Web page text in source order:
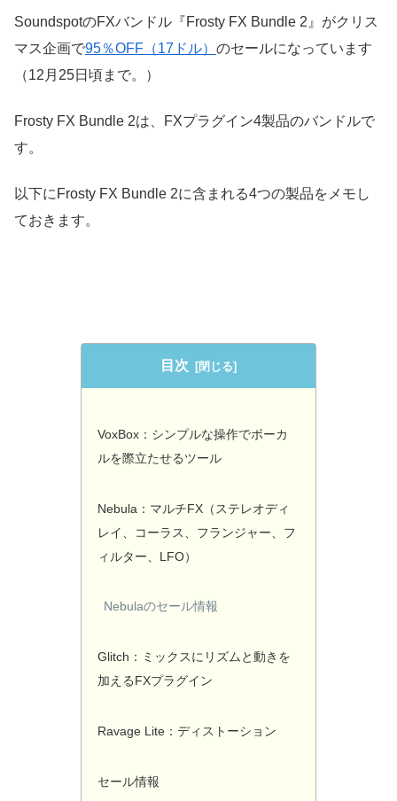
SoundspotのFXバンドル『Frosty FX Bundle 2』がクリス
マス企画で95％OFF（17ドル） のセールになっています
（12月25日頃まで。）
Frosty FX Bundle 2は、FXプラグイン4製品のバンドルで
す。
以下にFrosty FX Bundle 2に含まれる4つの製品をメモし
ておきます。
目次
VoxBox：シンプルな操作でボーカ
ルを際立たせるツール
Nebula：マルチFX（ステレオディ
レイ、コーラス、フランジャー、フ
ィルター、LFO）
Nebulaのセール情報
Glitch：ミックスにリズムと動きを
加えるFXプラグイン
Ravage Lite：ディストーション
セール情報